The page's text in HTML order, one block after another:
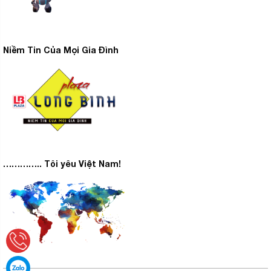
Vệ sinh lồng giặt tự động
Nhờ tính năng vệ sinh lồng giặt tự động,
thể loại bỏ được cặn bẩn còn bám lại sau mỗi lần giặt,
nhờ vậy lồng giặt sẽ không bị bám mùi hôi cũng như
Niềm Tin Của Mọi Gia Đình
………….. Tôi yêu Việt Nam!